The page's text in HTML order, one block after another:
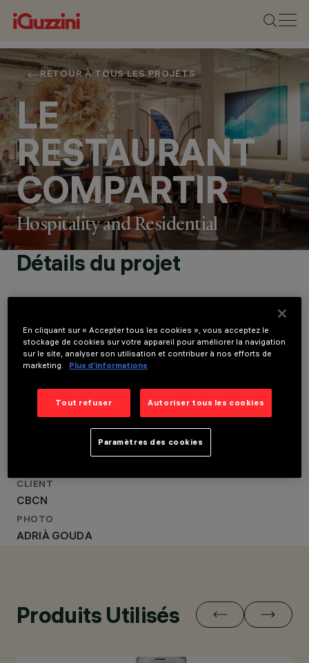
RETOUR À TOUS LES PROJETS
LE
RESTAURANT
COMPARTIR
Hospitality and Residential
EMPLACEMENT
ANNÉE
2022
CONCEPTION
ARCHITECTURALE
CONCEPTION
D’ÉCLAIRAGE
MMAS LIGHTING
Détails du projet
BARCELONA, SPAIN
ANNÉE
2022
ARCHITECTURALE
EL EQUIPO CREATIVO
CLIENT
CBCN
PHOTO
ADRIÀ GOUDA
Produits Utilisés
En cliquant sur « Accepter tous les cookies », vous acceptez le
stockage de cookies sur votre appareil pour améliorer la navigation
sur le site, analyser son utilisation et contribuer à nos efforts de
marketing.
Plus d’informations
Tout refuser Autoriser tous les cookies
Paramètres des cookies